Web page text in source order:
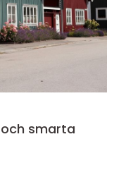
smarta